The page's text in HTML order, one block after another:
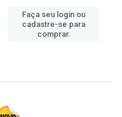
Faça seu login ou
cadastre-se para
comprar.